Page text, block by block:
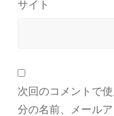
サイト
次回のコメントで
分の名前、メール